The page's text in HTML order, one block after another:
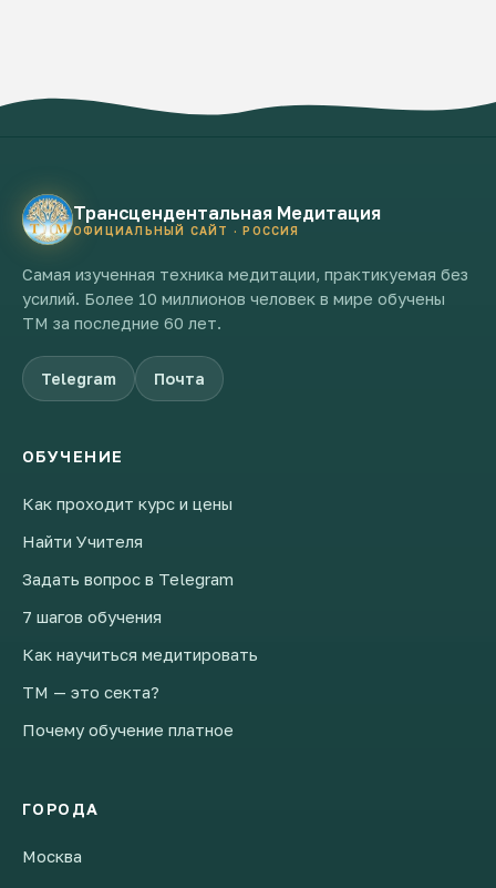
Трансцендентальная Медитация
ОФИЦИАЛЬНЫЙ САЙТ · РОССИЯ
Самая изученная техника медитации, практикуемая без
усилий. Более 10 миллионов человек в мире обучены
ТМ за последние 60 лет.
Telegram Почта
ОБУЧЕНИЕ
Как проходит курс и цены
Найти Учителя
Задать вопрос в Telegram
7 шагов обучения
Как научиться медитировать
ТМ — это секта?
Почему обучение платное
ГОРОДА
Москва